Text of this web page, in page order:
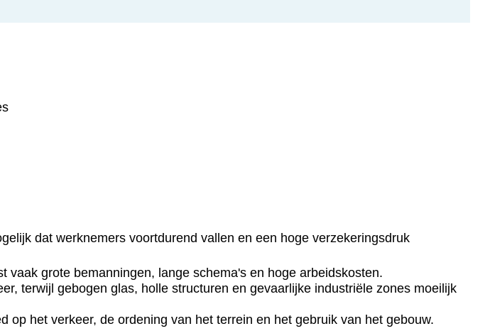
dat werknemers voortdurend vallen en een hoge verzekeringsdruk
vaak grote bemanningen, lange schema's en hoge arbeidskosten.
terwijl gebogen glas, holle structuren en gevaarlijke industriële zones moeilijk
op het verkeer, de ordening van het terrein en het gebruik van het gebouw.